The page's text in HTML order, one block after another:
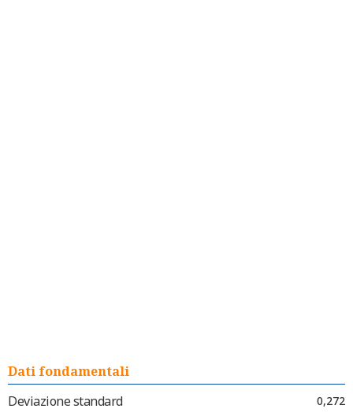
Dati fondamentali
Deviazione standard
0,272